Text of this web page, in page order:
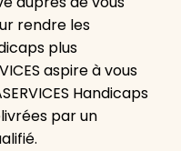
rendre les
plus
aspire à vous
Handicaps
par un